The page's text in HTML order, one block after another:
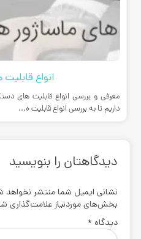
انواع
معرفی و بررسی انواع قابلیت های
داریم تا به بررسی انواع قابلیت ه...
دیدگاهتان را بنویسید
نشانی ایمیل شما منتشر نخواهد
بخش‌های موردنیاز علامت‌گذاری
دیدگاه *